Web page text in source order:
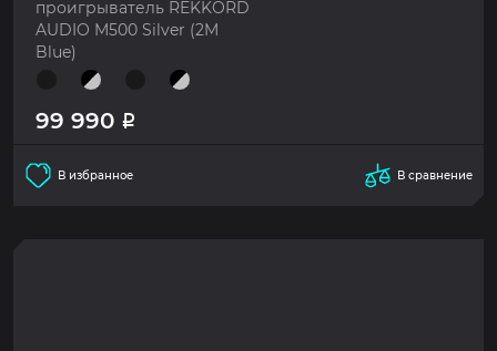
В избранное В сравнение
проигрыватель REKKORD
AUDIO M500 Silver (2M
Blue)
99 990 Р